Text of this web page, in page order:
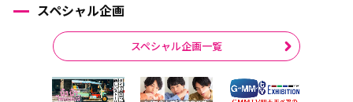
スペシャル企画
スペシャル企画一覧